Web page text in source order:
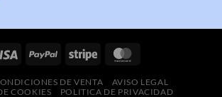
DE VENTA
AVISO LEGAL
COOKIES
POLITICA DE PRIVACIDAD